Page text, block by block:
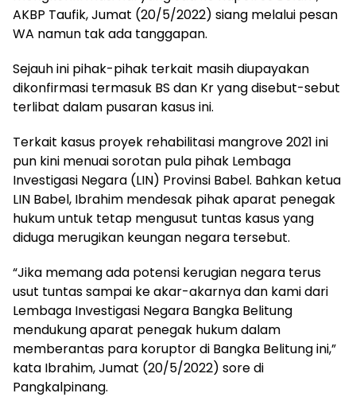
AKBP Taufik, Jumat (20/5/2022) siang melalui pesan
WA namun tak ada tanggapan.
Sejauh ini pihak-pihak terkait masih diupayakan
dikonfirmasi termasuk BS dan Kr yang disebut-sebut
terlibat dalam pusaran kasus ini.
Terkait kasus proyek rehabilitasi mangrove 2021 ini
pun kini menuai sorotan pula pihak Lembaga
Investigasi Negara (LIN) Provinsi Babel. Bahkan ketua
LIN Babel, Ibrahim mendesak pihak aparat penegak
hukum untuk tetap mengusut tuntas kasus yang
diduga merugikan keungan negara tersebut.
“Jika memang ada potensi kerugian negara terus
usut tuntas sampai ke akar-akarnya dan kami dari
Lembaga Investigasi Negara Bangka Belitung
mendukung aparat penegak hukum dalam
memberantas para koruptor di Bangka Belitung ini,”
kata Ibrahim, Jumat (20/5/2022) sore di
Pangkalpinang.